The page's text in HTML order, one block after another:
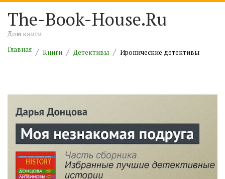
The-Book-House.Ru
Дом книги
Главная
Книги Детективы Иронические детективы